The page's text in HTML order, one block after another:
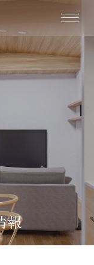
報